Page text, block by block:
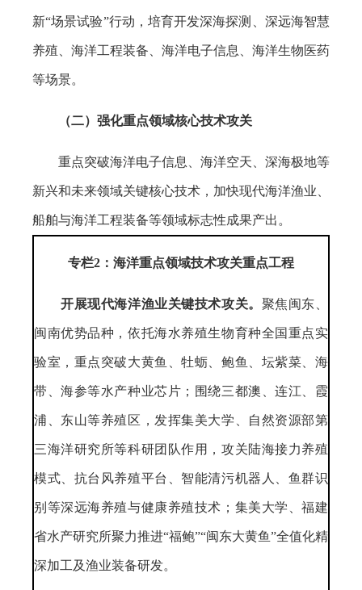
新“场景试验”行动，培育开发深海探测、深远海智慧
养殖、海洋工程装备、海洋电子信息、海洋生物医药
等场景。
（二）强化重点领域核心技术攻关
重点突破海洋电子信息、海洋空天、深海极地等
新兴和未来领域关键核心技术，加快现代海洋渔业、
船舶与海洋工程装备等领域标志性成果产出。
专栏2：海洋重点领域技术攻关重点工程
开展现代海洋渔业关键技术攻关。 聚焦闽东、
闽南优势品种，依托海水养殖生物育种全国重点实
验室，重点突破大黄鱼、牡蛎、鲍鱼、坛紫菜、海
带、海参等水产种业芯片；围绕三都澳、连江、霞
浦、东山等养殖区，发挥集美大学、自然资源部第
三海洋研究所等科研团队作用，攻关陆海接力养殖
模式、抗台风养殖平台、智能清污机器人、鱼群识
别等深远海养殖与健康养殖技术；集美大学、福建
省水产研究所聚力推进“福鲍”“闽东大黄鱼”全值化精
深加工及渔业装备研发。